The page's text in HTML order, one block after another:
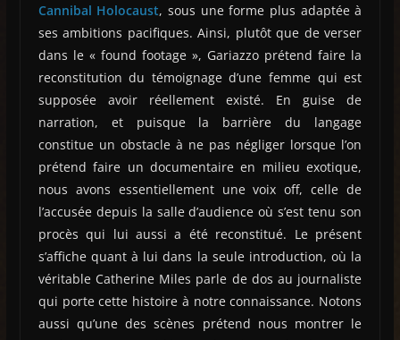
Cannibal Holocaust, sous une forme plus adaptée à
ses ambitions pacifiques. Ainsi, plutôt que de verser
dans le « found footage », Gariazzo prétend faire la
reconstitution du témoignage d’une femme qui est
supposée avoir réellement existé. En guise de
narration, et puisque la barrière du langage
constitue un obstacle à ne pas négliger lorsque l’on
prétend faire un documentaire en milieu exotique,
nous avons essentiellement une voix off, celle de
l’accusée depuis la salle d’audience où s’est tenu son
procès qui lui aussi a été reconstitué. Le présent
s’affiche quant à lui dans la seule introduction, où la
véritable Catherine Miles parle de dos au journaliste
qui porte cette histoire à notre connaissance. Notons
aussi qu’une des scènes prétend nous montrer le